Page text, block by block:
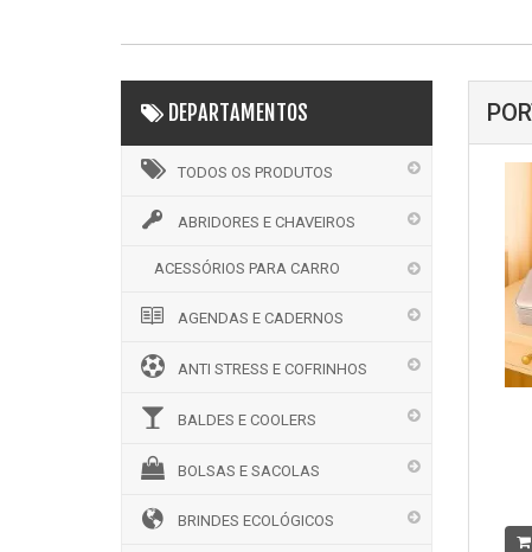
DEPARTAMENTOS
TODOS OS PRODUTOS
ABRIDORES E CHAVEIROS
ACESSÓRIOS PARA CARRO
AGENDAS E CADERNOS
ANTI STRESS E COFRINHOS
BALDES E COOLERS
BOLSAS E SACOLAS
BRINDES ECOLÓGICOS